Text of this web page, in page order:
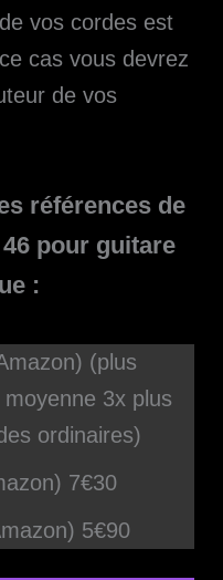
vos cordes est
cas vous devrez
de vos
références de
pour guitare
:
(plus
3x plus
ordinaires)
7€30
5€90